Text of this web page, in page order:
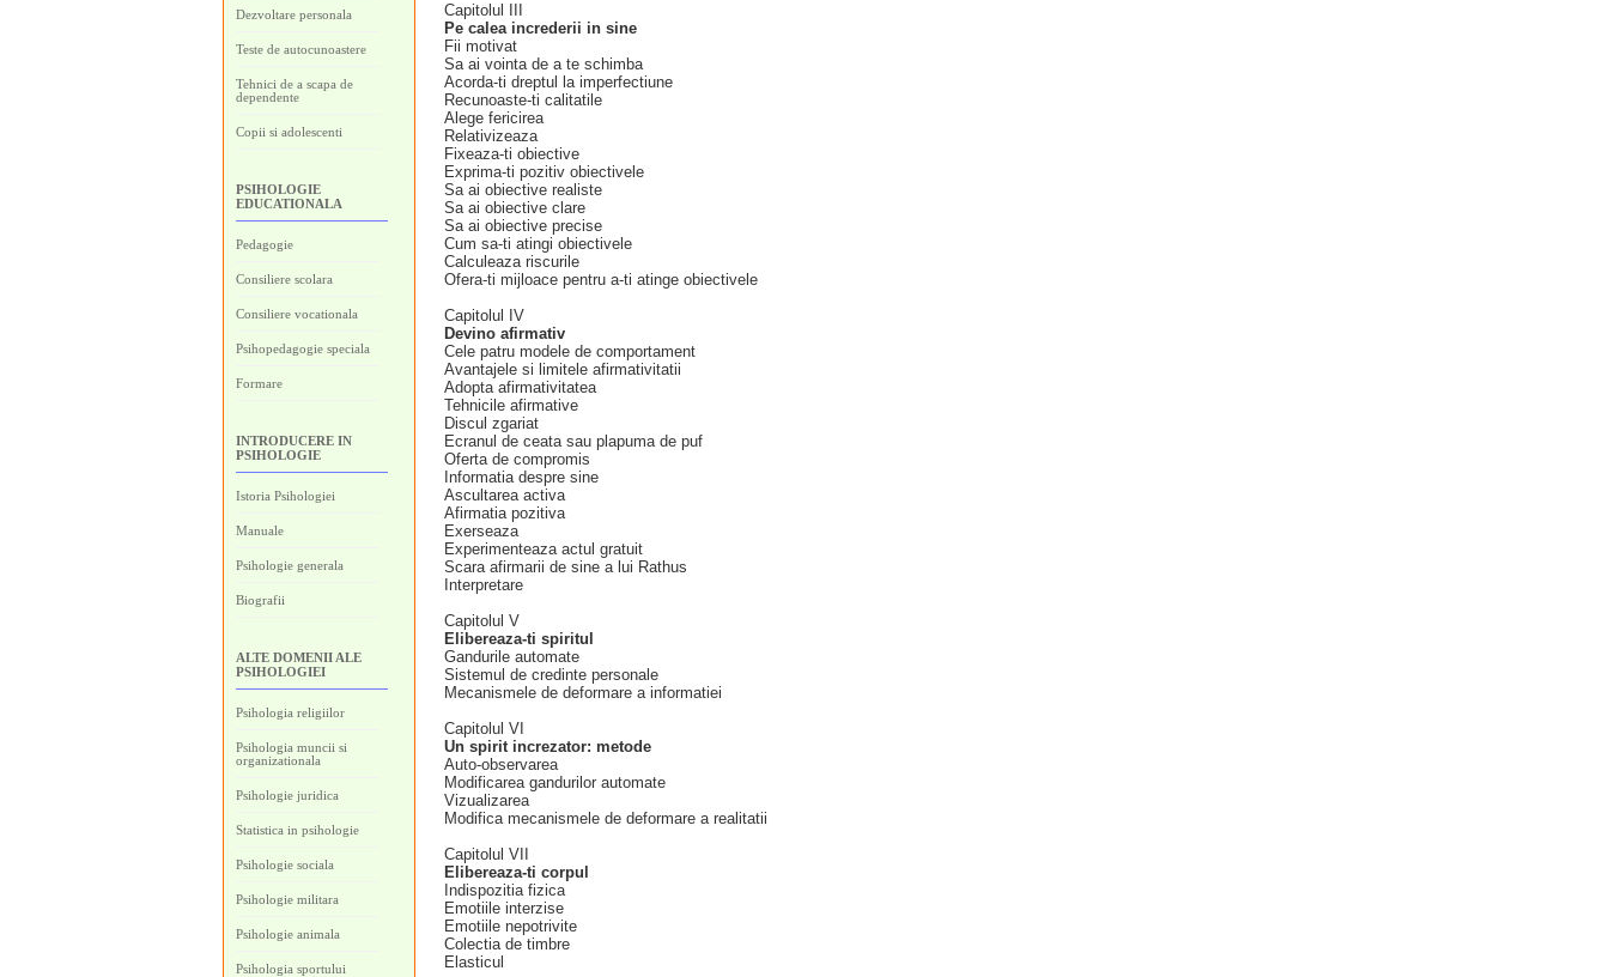
Dezvoltare personala
Teste de autocunoastere
Tehnici de a scapa de
dependente
Copii si adolescenti
PSIHOLOGIE
EDUCATIONALA
Pedagogie
Consiliere scolara
Consiliere vocationala
Psihopedagogie speciala
Formare
INTRODUCERE IN
PSIHOLOGIE
Istoria Psihologiei
Manuale
Psihologie generala
Biografii
ALTE DOMENII ALE
PSIHOLOGIEI
Psihologia religiilor
Psihologia muncii si
organizationala
Psihologie juridica
Statistica in psihologie
Psihologie sociala
Psihologie militara
Psihologie animala
Psihologia sportului
Capitolul III
Pe calea increderii in sine
Fii motivat
Sa ai vointa de a te schimba
Acorda-ti dreptul la imperfectiune
Recunoaste-ti calitatile
Alege fericirea
Relativizeaza
Fixeaza-ti obiective
Exprima-ti pozitiv obiectivele
Sa ai obiective realiste
Sa ai obiective clare
Sa ai obiective precise
Cum sa-ti atingi obiectivele
Calculeaza riscurile
Ofera-ti mijloace pentru a-ti atinge obiectivele
Capitolul IV
Devino afirmativ
Cele patru modele de comportament
Avantajele si limitele afirmativitatii
Adopta afirmativitatea
Tehnicile afirmative
Discul zgariat
Ecranul de ceata sau plapuma de puf
Oferta de compromis
Informatia despre sine
Ascultarea activa
Afirmatia pozitiva
Exerseaza
Experimenteaza actul gratuit
Scara afirmarii de sine a lui Rathus
Interpretare
Capitolul V
Elibereaza-ti spiritul
Gandurile automate
Sistemul de credinte personale
Mecanismele de deformare a informatiei
Capitolul VI
Un spirit increzator: metode
Auto-observarea
Modificarea gandurilor automate
Vizualizarea
Modifica mecanismele de deformare a realitatii
Capitolul VII
Elibereaza-ti corpul
Indispozitia fizica
Emotiile interzise
Emotiile nepotrivite
Colectia de timbre
Elasticul